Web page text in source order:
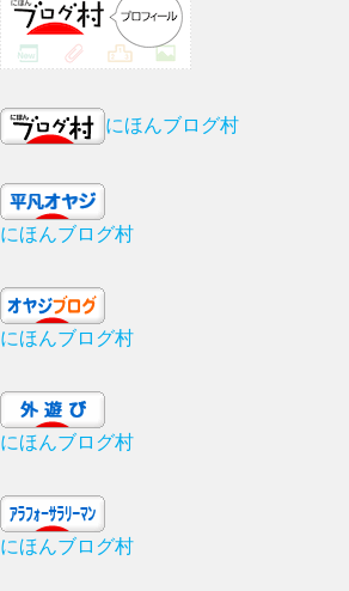
にほんブログ村
にほんブログ村
にほんブログ村
にほんブログ村
にほんブログ村